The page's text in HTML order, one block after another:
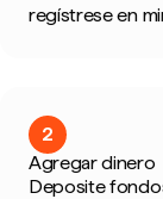
regístrese en
2
Agregar dinero
Deposite